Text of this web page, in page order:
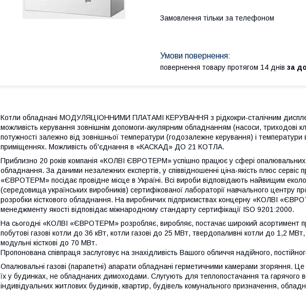
Замовлення тільки за телефоном
повернення товару протягом 14 днів за
Котли обладнані МОДУЛЯЦІОННИМИ ПЛАТАМІ КЕРУВАННЯ з рідкокри-сталічним
можливість керування зовнішнім допомоги-акулярним обладнанням (насоси, триходові
потужності залежно від зовнішньої температури (годозалежне керування) і
приміщеннях. Можливість об'єднання в «КАСКАД» ДО 21 КОТЛА.
Приблизно 20 років компанія «КОЛВІ ЄВРОТЕРМ» успішно працює у сфері
обладнання. За даними незалежних експертів, у співвідношенні ціна-якість плюс сервіс
«ЄВРОТЕРМ» посідає провідне місце в Україні. Всі вироби відповідають найвищим
(середовища українських виробників) сертифікованої лабораторії навчального центру
розробки кісткового обладнання. На виробничих підприємствах концерну «КОЛВІ
менеджменту якості відповідає міжнародному стандарту сертифікації ISO 9201:2000.
На сьогодні «КОЛВІ «ЄВРОТЕРМ» розробляє, виробляє, постачає широкий асортимент
побутові газові котли до 36 кВт, котли газові до 25 МВт, твердопаливні котли до 1,2
модульні кісткові до 70 МВт.
Пропонована співпраця заслуговує на знахідливість Вашого обличчя надійного,
Опалювальні газові (парапетні) апарати обладнані герметичними камерами згоряння.
їх у будинках, не обладнаних димоходами. Слугують для теплопостачання та гарячого
індивідуальних житлових будинків, квартир, будівель комунального призначення,